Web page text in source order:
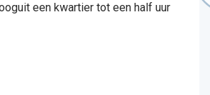
een kwartier tot een half uur